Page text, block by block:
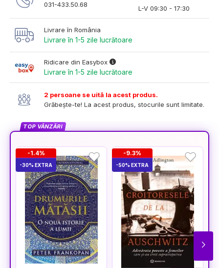
031-433.50.68
L-V 09:30 - 17:30
Livrare în România
Livrare în 1-5 zile lucrătoare
Ridicare din Easybox
Livrare în 1-5 zile lucrătoare
2 persoane se uită la acest produs.
Grăbește-te! La acest produs, stocurile sunt limitate.
TOP VÂNZĂRI
-1.4%
-30% EXTRA
-9.3%
-50% EXTRA